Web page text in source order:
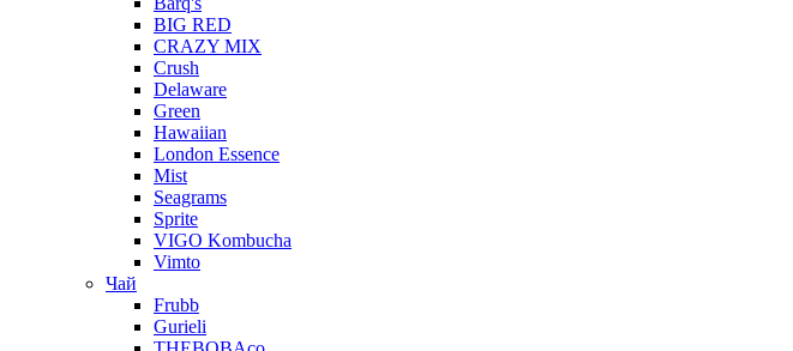
BIG RED
CRAZY MIX
Crush
Delaware
Green
Hawaiian
London Essence
Mist
Seagrams
Sprite
VIGO Kombucha
Vimto
Чай
Frubb
Gurieli